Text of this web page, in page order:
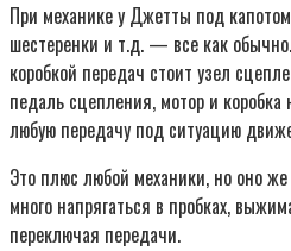
При механике у Джетты под
шестеренки и т.д. — все как
коробкой передач стоит узел
педаль сцепления, мотор и
любую передачу под ситуацию
Это плюс любой механики, но оно
много напрягаться в пробках,
переключая передачи.